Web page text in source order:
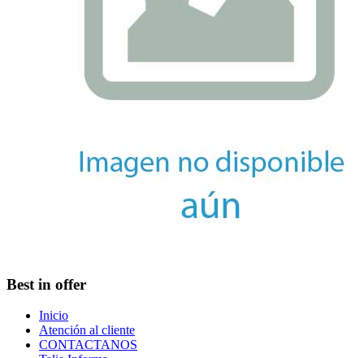
Best in offer
Inicio
Atención al cliente
CONTACTANOS